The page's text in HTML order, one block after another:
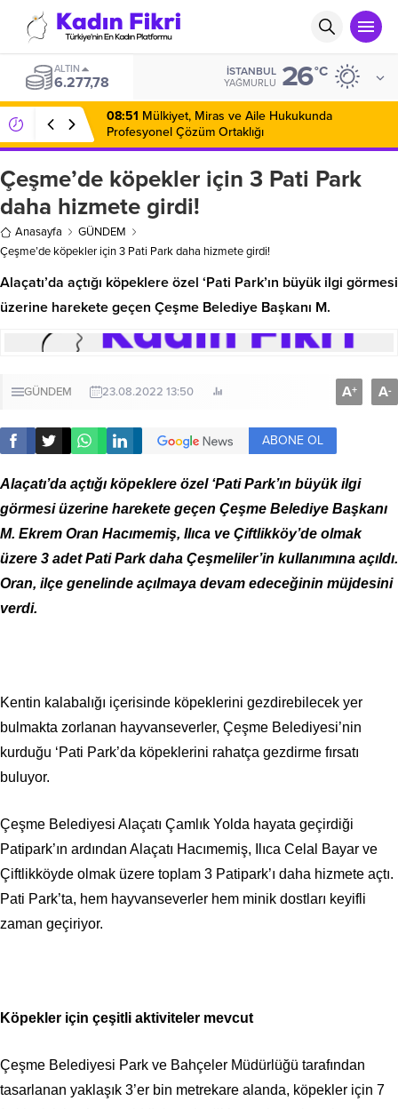
ALTIN
6.277,78
İSTANBUL
YAĞMURLU 26°C
08:51 Mülkiyet, Miras ve Aile Hukukunda
Profesyonel Çözüm Ortaklığı
Çeşme’de köpekler için 3 Pati Park
daha hizmete girdi!
Anasayfa
GÜNDEM
Çeşme’de köpekler için 3 Pati Park daha hizmete girdi!
Alaçatı’da açtığı köpeklere özel ‘Pati Park’ın büyük ilgi görmesi
üzerine harekete geçen Çeşme Belediye Başkanı M.
GÜNDEM 23.08.2022 13:50 A+ A-
ABONE OL
Alaçatı’da açtığı köpeklere özel ‘Pati Park’ın büyük ilgi
görmesi üzerine harekete geçen Çeşme Belediye Başkanı
M. Ekrem Oran Hacımemiş, Ilıca ve Çiftlikköy’de olmak
üzere 3 adet Pati Park daha Çeşmeliler’in kullanımına açıldı.
Oran, ilçe genelinde açılmaya devam edeceğinin müjdesini
verdi.
Kentin kalabalığı içerisinde köpeklerini gezdirebilecek yer
bulmakta zorlanan hayvanseverler, Çeşme Belediyesi’nin
kurduğu ‘Pati Park’da köpeklerini rahatça gezdirme fırsatı
buluyor.
Çeşme Belediyesi Alaçatı Çamlık Yolda hayata geçirdiği
Patipark’ın ardından Alaçatı Hacımemiş, Ilıca Celal Bayar ve
Çiftlikköyde olmak üzere toplam 3 Patipark’ı daha hizmete açtı.
Pati Park’ta, hem hayvanseverler hem minik dostları keyifli
zaman geçiriyor.
Köpekler için çeşitli aktiviteler mevcut
Çeşme Belediyesi Park ve Bahçeler Müdürlüğü tarafından
tasarlanan yaklaşık 3’er bin metrekare alanda, köpekler için 7